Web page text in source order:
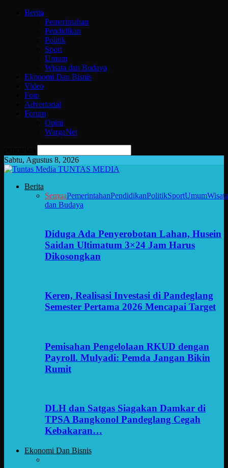
Berita
Pemerintahan
Pendidikan
Politik
Sport
Umum
Wisata dan Budaya
Ekonomi Dan Bisnis
Video
Foto
Advertorial
Forum
Opini
WargaNet
Sabtu, Agustus 8, 2026
TUNTAS MEDIA
Berita
SemuaPemerintahanPendidikanPolitikSportUmumWisata
dan Budaya
Diduga Ada Penyerobotan Lahan, Husein
Saidan Ultimatum 3×24 Jam Harus
Dikosongkan
Keren, Realisasi Investasi di Pandeglang
Semester Pertama 2026 Mencapai Target
Pemisahan Pengelolaan RKUD dengan
Payroll. Mulyadi: Pemda Jangan Bikin
Rumit
DLH dan Satgas Siagakan Damkar di
TPSA Bangkonol Pandeglang Cegah
Kebakaran…
Ekonomi Dan Bisnis